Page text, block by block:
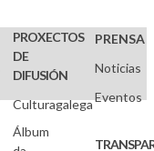
PROXECTOS
DE
DIFUSIÓN
Culturagalega
Álbum
PRENSA
Noticias
Eventos